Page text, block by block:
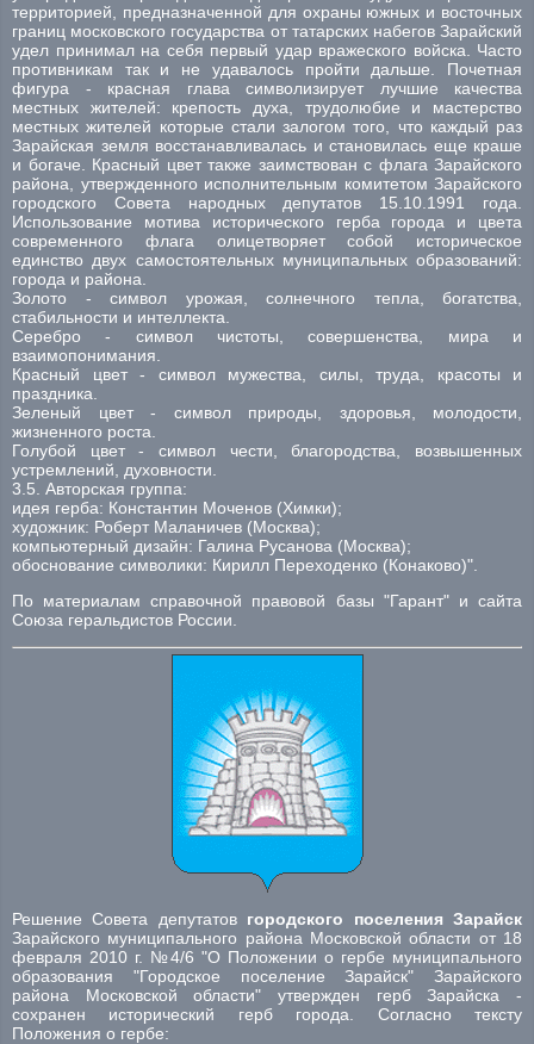
территорией, предназначенной для охраны южных и восточных
границ московского государства от татарских набегов Зарайский
удел принимал на себя первый удар вражеского войска. Часто
противникам так и не удавалось пройти дальше. Почетная
фигура - красная глава символизирует лучшие качества
местных жителей: крепость духа, трудолюбие и мастерство
местных жителей которые стали залогом того, что каждый раз
Зарайская земля восстанавливалась и становилась еще краше
и богаче. Красный цвет также заимствован с флага Зарайского
района, утвержденного исполнительным комитетом Зарайского
городского Совета народных депутатов 15.10.1991 года.
Использование мотива исторического герба города и цвета
современного флага олицетворяет собой историческое
единство двух самостоятельных муниципальных образований:
города и района.
Золото - символ урожая, солнечного тепла, богатства,
стабильности и интеллекта.
Серебро - символ чистоты, совершенства, мира и
взаимопонимания.
Красный цвет - символ мужества, силы, труда, красоты и
праздника.
Зеленый цвет - символ природы, здоровья, молодости,
жизненного роста.
Голубой цвет - символ чести, благородства, возвышенных
устремлений, духовности.
3.5. Авторская группа:
идея герба: Константин Моченов (Химки);
художник: Роберт Маланичев (Москва);
компьютерный дизайн: Галина Русанова (Москва);
обоснование символики: Кирилл Переходенко (Конаково)".
По материалам справочной правовой базы "Гарант" и сайта
Союза геральдистов России.
Решение Совета депутатов городского поселения Зарайск
Зарайского муниципального района Московской области от 18
февраля 2010 г. №4/6 "О Положении о гербе муниципального
образования "Городское поселение Зарайск" Зарайского
района Московской области" утвержден герб Зарайска -
сохранен исторический герб города. Согласно тексту
Положения о гербе: